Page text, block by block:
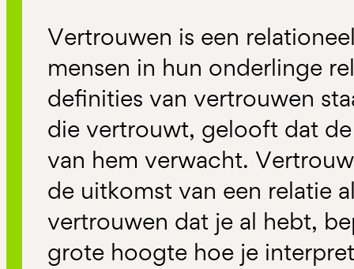
Vertrouwen is een
mensen in hun onderlinge
definities van vertrouwen
die vertrouwt, gelooft dat
van hem verwacht.
de uitkomst van een relatie
vertrouwen dat je al hebt,
grote hoogte hoe je